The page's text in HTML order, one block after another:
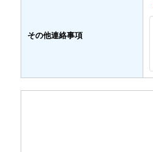
その他連絡事項